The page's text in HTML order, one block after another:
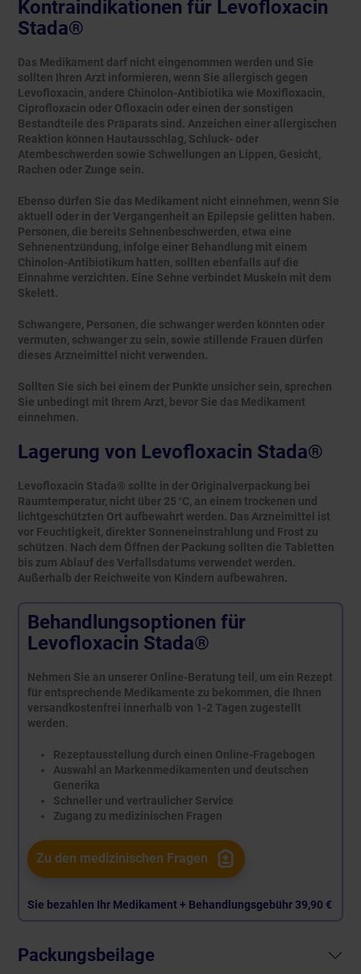
Kontraindikationen für Levofloxacin
Stada®
Das Medikament darf nicht eingenommen werden und Sie
sollten Ihren Arzt informieren, wenn Sie allergisch gegen
Levofloxacin, andere Chinolon-Antibiotika wie Moxifloxacin,
Ciprofloxacin oder Ofloxacin oder einen der sonstigen
Bestandteile des Präparats sind. Anzeichen einer allergischen
Reaktion können Hautausschlag, Schluck- oder
Atembeschwerden sowie Schwellungen an Lippen, Gesicht,
Rachen oder Zunge sein.
Ebenso dürfen Sie das Medikament nicht einnehmen, wenn Sie
aktuell oder in der Vergangenheit an Epilepsie gelitten haben.
Personen, die bereits Sehnenbeschwerden, etwa eine
Sehnenentzündung, infolge einer Behandlung mit einem
Chinolon-Antibiotikum hatten, sollten ebenfalls auf die
Einnahme verzichten. Eine Sehne verbindet Muskeln mit dem
Skelett.
Schwangere, Personen, die schwanger werden könnten oder
vermuten, schwanger zu sein, sowie stillende Frauen dürfen
dieses Arzneimittel nicht verwenden.
Sollten Sie sich bei einem der Punkte unsicher sein, sprechen
Sie unbedingt mit Ihrem Arzt, bevor Sie das Medikament
einnehmen.
Lagerung von Levofloxacin Stada®
Levofloxacin Stada® sollte in der Originalverpackung bei
Raumtemperatur, nicht über 25 °C, an einem trockenen und
lichtgeschützten Ort aufbewahrt werden. Das Arzneimittel ist
vor Feuchtigkeit, direkter Sonneneinstrahlung und Frost zu
schützen. Nach dem Öffnen der Packung sollten die Tabletten
bis zum Ablauf des Verfallsdatums verwendet werden.
Außerhalb der Reichweite von Kindern aufbewahren.
Behandlungsoptionen für
Levofloxacin Stada®
Nehmen Sie an unserer Online-Beratung teil, um ein Rezept
für entsprechende Medikamente zu bekommen, die Ihnen
versandkostenfrei innerhalb von 1-2 Tagen zugestellt
werden.
Rezeptausstellung durch einen Online-Fragebogen
Auswahl an Markenmedikamenten und deutschen
Generika
Schneller und vertraulicher Service
Zugang zu medizinischen Fragen
Zu den medizinischen Fragen
Sie bezahlen Ihr Medikament + Behandlungsgebühr 39,90 €
Packungsbeilage